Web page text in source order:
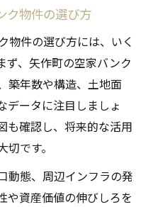
ク物件の選び方
物件の選び方には、いく
ず、矢作町の空家バンク
築年数や構造、土地面
データに注目しましょ
も確認し、将来的な活用
です。
動態、周辺インフラの発
や資産価値の伸びしろを